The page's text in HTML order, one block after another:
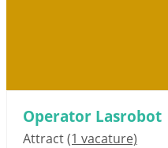
Operator Lasrobot
Attract(1 vacature)